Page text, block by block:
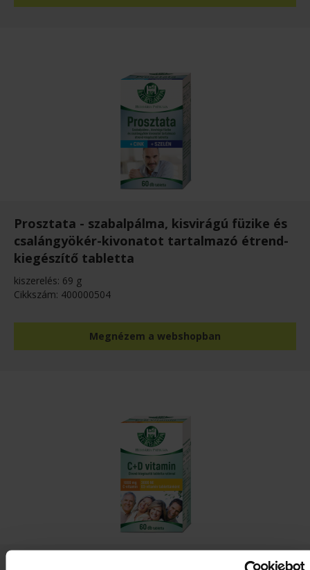
Prosztata - szabalpálma, kisvirágú füzike és
csalángyökér-kivonatot tartalmazó étrend-
kiegészítő tabletta
kiszerelés: 69 g
Cikkszám: 400000504
Megnézem a webshopban